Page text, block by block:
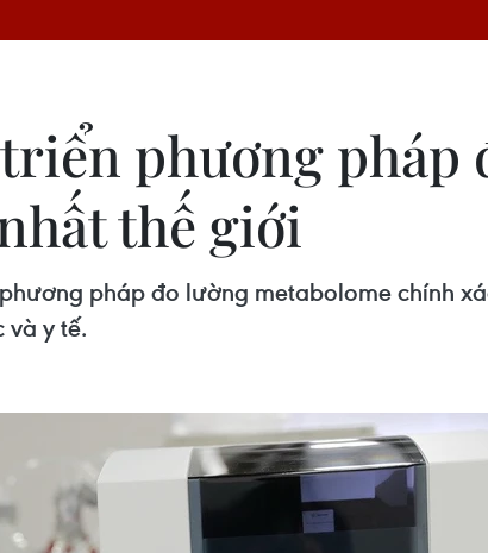
phương pháp
thế giới
pháp đo lường metabolome chính
và y tế.